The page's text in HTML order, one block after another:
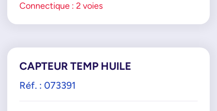
Connectique : 2 voies
CAPTEUR TEMP HUILE
Réf. : 073391